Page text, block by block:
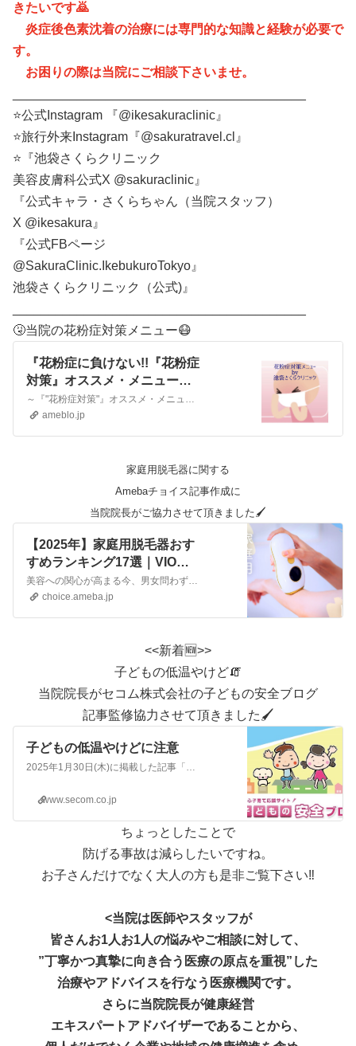
きたいです🙇
炎症後色素沈着の治療には専門的な知識と経験が必要で
す。
お困りの際は当院にご相談下さいませ。
⭐️公式Instagram 『@ikesakuraclinic』
⭐️旅行外来Instagram『@sakuratravel.cl』
⭐️『池袋さくらクリニック
美容皮膚科公式X @sakuraclinic』
『公式キャラ・さくらちゃん（当院スタッフ）
X @ikesakura』
『公式FBページ
@SakuraClinic.IkebukuroTokyo』
池袋さくらクリニック（公式)』
🤧当院の花粉症対策メニュー😷
『花粉症に負けない!!『花粉症
対策』オススメ・メニュー好
評中‼️』
～『"花粉症対策"』オススメ・メニュー好評中‼️～ 『花粉症』に悩む方が増える季節です🤧池袋さくらクリニックのスタッフも活用する『"花粉症対策"オススメ・メ…
ameblo.jp
家庭用脱毛器に関する
Amebaチョイス記事作成に
当院院長がご協力させて頂きました🖌️
【2025年】家庭用脱毛器おす
すめランキング17選｜VIO対
応・メンズ向けモデルも！ |
Amebaチョイス
美容への関心が高まる今、男女問わず自宅でケアできる脱毛アイテムが注目を集めています。リファやブラウン、ヤーマンといった信頼のブランドから、顔やVIOなど全身に使える家庭用脱毛器が続々と登場。コスパの良さと手軽さから、多くの人に支持されています。そこで今回は、家庭用脱毛器の人気商品をランキング形式で発表します。また、IPL方式（光脱毛）・レーザー式などそれ…
choice.ameba.jp
<<新着🆕>>
子どもの低温やけど🧯
当院院長がセコム株式会社の子どもの安全ブログ
記事監修協力させて頂きました🖌️
子どもの低温やけどに注意
2025年1月30日(木)に掲載した記事「子どもの低温やけどに注意」のページです。セコムが運営する「子どもの安全ブログ」では、「事故防止」についてたくさんの情報を配信しています。
www.secom.co.jp
ちょっとしたことで
防げる事故は減らしたいですね。
お子さんだけでなく大人の方も是非ご覧下さい‼️
<当院は医師やスタッフが
皆さんお1人お1人の悩みやご相談に対して、
”丁寧かつ真摯に向き合う医療の原点を重視”した
治療やアドバイスを行なう医療機関です。
さらに当院院長が健康経営
エキスパートアドバイザーであることから、